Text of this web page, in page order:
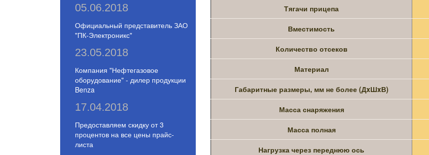
05.06.2018
Официальный представитель ЗАО
"ПК-Электроникс"
23.05.2018
Компания "Нефтегазовое
оборудование" - дилер продукции
Benza
17.04.2018
Предоставляем скидку от 3
процентов на все цены прайс-
листа
Тягачи прицепа
Вместимость
Количество отсеков
Материал
Габаритные размеры, мм не более (ДxШxВ)
Масса снаряжения
Масса полная
Нагрузка через переднюю ось